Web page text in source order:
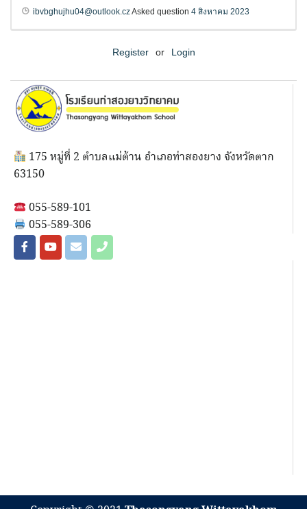
ibvbghujhu04@outlook.czAsked question 4 สิงหาคม 2023
Register or Login
175 หมู่ที่ 2 ตำบลแม่ต้าน อำเภอท่าสองยาง จังหวัดตาก
63150
055-589-101
055-589-306